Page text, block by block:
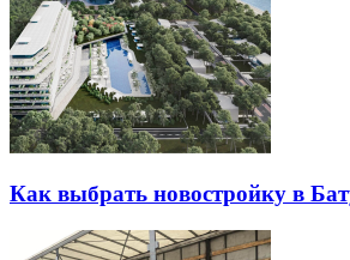
Как выбрать новостройку в